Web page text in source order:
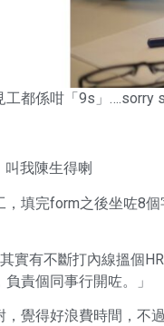
工都係咁「9s」….sorry
叫我陳生得喇
，填完form之後坐咗8
實有不斷打內線搵個
責個同事行開咗。」
，覺得好浪費時間，不